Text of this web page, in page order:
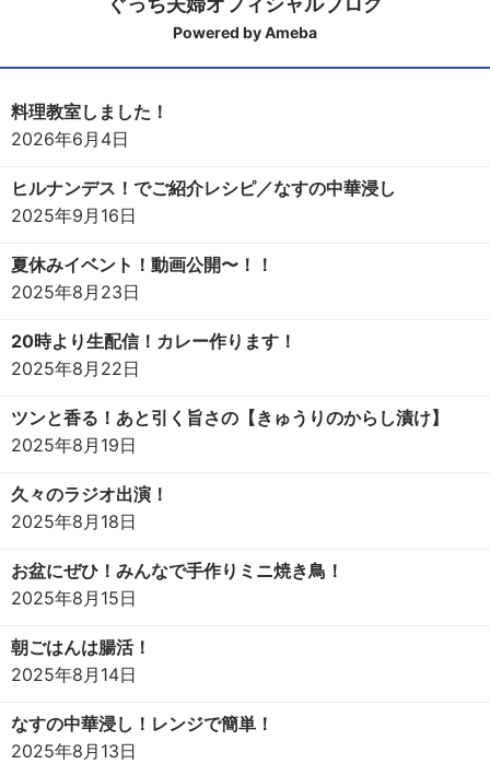
Powered by Ameba
料理教室しました！
2026年6月4日
ヒルナンデス！でご紹介レシピ／なすの中華浸し
2025年9月16日
夏休みイベント！動画公開〜！！
2025年8月23日
20時より生配信！カレー作ります！
2025年8月22日
ツンと香る！あと引く旨さの【きゅうりのからし漬け】
2025年8月19日
久々のラジオ出演！
2025年8月18日
お盆にぜひ！みんなで手作りミニ焼き鳥！
2025年8月15日
朝ごはんは腸活！
2025年8月14日
なすの中華浸し！レンジで簡単！
2025年8月13日